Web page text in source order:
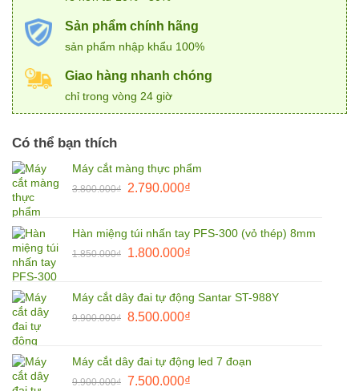
Sản phẩm chính hãng
sản phẩm nhập khẩu 100%
Giao hàng nhanh chóng
chỉ trong vòng 24 giờ
Có thể bạn thích
Máy cắt màng thực phẩm
3.800.000₫
Giá
3.800.000₫.
2.790.000₫Giá
là:
2.790.000₫.
Hàn miệng túi nhấn tay PFS-300 (vỏ thép) 8mm
1.850.000₫
Giá
1.850.000₫.
1.800.000₫Giá
là:
1.800.000₫.
Máy cắt dây đai tự động Santar ST-988Y
9.900.000₫ Giá
9.900.000₫.
8.500.000₫Giá
là:
8.500.000₫.
Máy cắt dây đai tự động led 7 đoạn
9.900.000₫ Giá
7.500.000₫Giá